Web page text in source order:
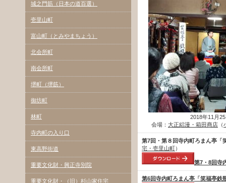
2018年11月
会場： 大正絽漫・箱田商店 （
第7回・第８回寺内町ろまん亭
宅・壱里山町）
第7・8回寺
第6回寺内町ろまん亭「笑福亭
城之門筋（日本の道百選）
壱里山町
富山町（とみやまちょう）
北会所町
南会所町
堺町（堺筋）
御坊町
林町
寺内町の入り口
東高野街道
重要文化財・興正寺別院
重要文化財・（旧）杉山家住宅